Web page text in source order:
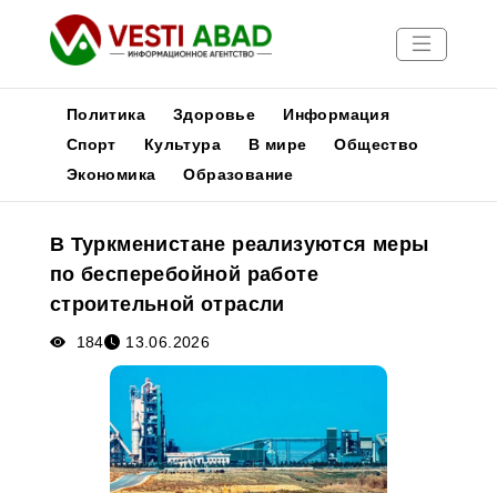
Новости
Медиа
Афиша
Политика Здоровье
Информация
Спорт
Культура В мире
Общество
Экономика
Образование
В Туркменистане реализуются меры
по бесперебойной работе
строительной отрасли
184 13.06.2026